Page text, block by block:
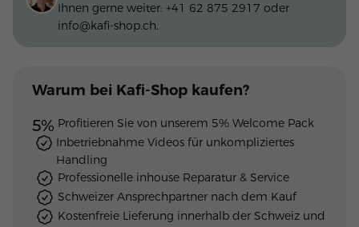
Ihnen gerne weiter: +41 62 875 2917 oder
info@kafi-shop.ch.
Warum bei Kafi-Shop kaufen?
5% Profitieren Sie von unserem 5% Welcome Pack
Inbetriebnahme Videos für unkompliziertes
Handling
Professionelle inhouse Reparatur & Service
Schweizer Ansprechpartner nach dem Kauf
Kostenfreie Lieferung innerhalb der Schweiz und